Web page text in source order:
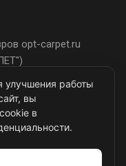
opt-carpet.ru
работы
вы
в